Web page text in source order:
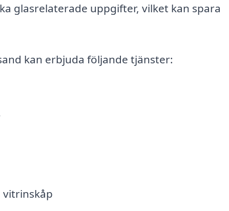
glasrelaterade uppgifter, vilket kan spara
kan erbjuda följande tjänster:
vitrinskåp